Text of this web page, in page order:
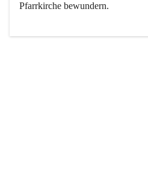
Pfarrkirche bewundern.
Der Weinbau dominert heute